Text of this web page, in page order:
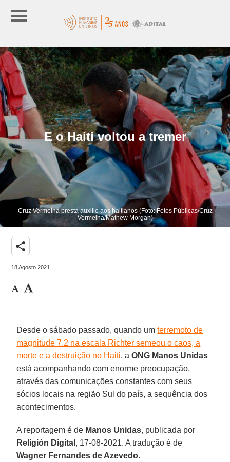
E o Haiti voltou a tremer
Cruz Vermelha presta auxilio aos haitianos (Foto: Fotos Públicas/Cruz
Vermelha/Mathew Morgan)
share
18 Agosto 2021
Desde o sábado passado, quando umterremoto de
magnitude 7.2 na escala Richter semeou o caos, a
morte e a destruição no Haiti, aONG Manos Unidas
está acompanhando com enorme preocupação,
através das comunicações constantes com seus
sócios locais na região Sul do país, a sequência dos
acontecimentos.
A reportagem é de Manos Unidas, publicada por
Religión Digital , 17-08-2021. A tradução é de
Wagner Fernandes de Azevedo.